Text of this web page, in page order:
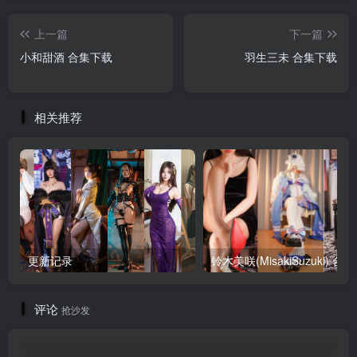
上一篇
小和甜酒 合集下载
下一篇
羽生三未 合集下载
相关推荐
更新记录
评论 抢沙发